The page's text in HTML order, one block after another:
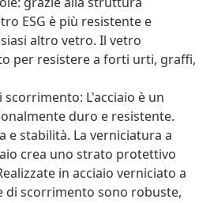
ESG è più resistente e
altro vetro. Il vetro
per resistere a forti urti, graffi,
L'acciaio è un
duro e resistente.
e stabilità. La verniciatura a
crea uno strato protettivo
in acciaio verniciato a
di scorrimento sono robuste,